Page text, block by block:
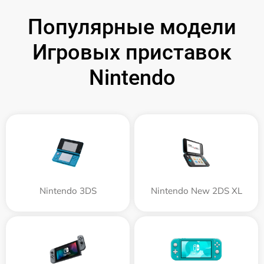
Популярные модели
Игровых приставок
Nintendo
Nintendo 3DS Nintendo New 2DS XL